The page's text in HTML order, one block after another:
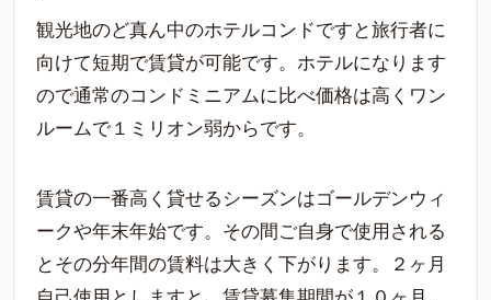
観光地のど真ん中のホテルコンドですと旅行者に
向けて短期で賃貸が可能です。ホテルになります
ので通常のコンドミニアムに比べ価格は高くワン
ルームで１ミリオン弱からです。
賃貸の一番高く貸せるシーズンはゴールデンウィ
ークや年末年始です。その間ご自身で使用される
とその分年間の賃料は大きく下がります。２ヶ月